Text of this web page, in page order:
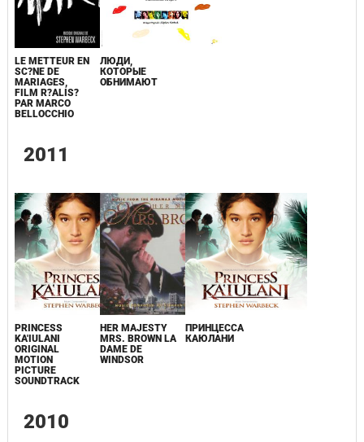
LE METTEUR EN
SC?NE DE
MARIAGES,
FILM R?ALIS?
PAR MARCO
BELLOCCHIO
ЛЮДИ,
КОТОРЫЕ
ОБНИМАЮТ
2011
PRINCESS
KA'IULANI
ORIGINAL
MOTION
PICTURE
SOUNDTRACK
HER MAJESTY
MRS. BROWN LA
DAME DE
WINDSOR
ПРИНЦЕССА
КАЮЛАНИ
2010